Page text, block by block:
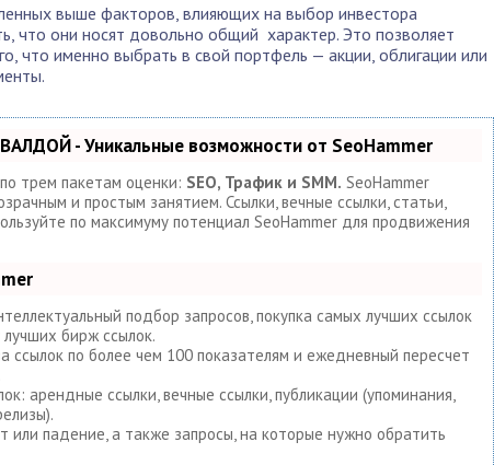
выше факторов, влияющих на выбор инвестора
что они носят довольно общий характер. Это позволяет
что именно выбрать в свой портфель — акции, облигации или
- Уникальные возможности от SeoHammer
трем пакетам оценки: SEO, Трафик и SMM. SeoHammer
и простым занятием. Ссылки, вечные ссылки, статьи,
по максимуму потенциал SeoHammer для продвижения
подбор запросов, покупка самых лучших ссылок
бирж ссылок.
ссылок по более чем 100 показателям и ежедневный пересчет
арендные ссылки, вечные ссылки, публикации (упоминания,
или падение, а также запросы, на которые нужно обратить